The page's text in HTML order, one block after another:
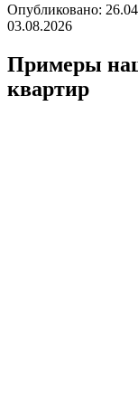
Опубликовано:
03.08.2026
Примеры
квартир